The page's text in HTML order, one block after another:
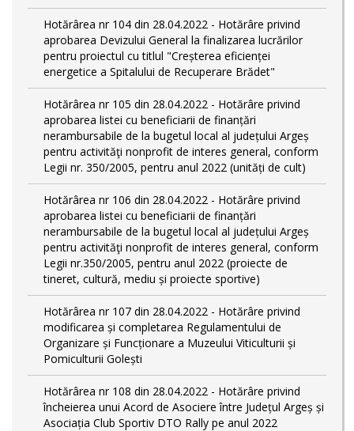
Hotărârea nr 104 din 28.04.2022 - Hotărâre privind
aprobarea Devizului General la finalizarea lucrărilor
pentru proiectul cu titlul "Creșterea eficienței
energetice a Spitalului de Recuperare Brădet"
Hotărârea nr 105 din 28.04.2022 - Hotărâre privind
aprobarea listei cu beneficiarii de finanțări
nerambursabile de la bugetul local al județului Argeș
pentru activităţi nonprofit de interes general, conform
Legii nr. 350/2005, pentru anul 2022 (unități de cult)
Hotărârea nr 106 din 28.04.2022 - Hotărâre privind
aprobarea listei cu beneficiarii de finanțări
nerambursabile de la bugetul local al județului Argeș
pentru activităţi nonprofit de interes general, conform
Legii nr.350/2005, pentru anul 2022 (proiecte de
tineret, cultură, mediu și proiecte sportive)
Hotărârea nr 107 din 28.04.2022 - Hotărâre privind
modificarea și completarea Regulamentului de
Organizare și Funcționare a Muzeului Viticulturii și
Pomiculturii Golești
Hotărârea nr 108 din 28.04.2022 - Hotărâre privind
încheierea unui Acord de Asociere între Județul Argeș și
Asociația Club Sportiv DTO Rally pe anul 2022